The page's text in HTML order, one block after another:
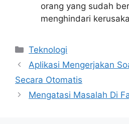
orang yang sudah
menghindari
Kategori
Teknologi
Aplikasi Mengerjakan
Secara Otomatis
Mengatasi Masalah Di